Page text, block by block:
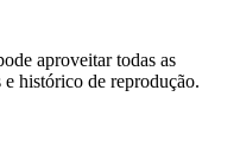
aproveitar todas as
histórico de reprodução.